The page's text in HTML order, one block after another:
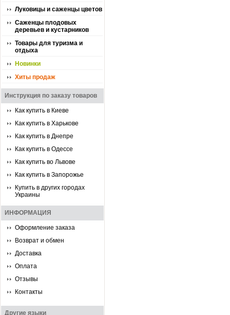
Луковицы и саженцы цветов
Саженцы плодовых
деревьев и кустарников
Товары для туризма и
отдыха
Новинки
Хиты продаж
Инструкция по заказу товаров
Как купить в Киеве
Как купить в Харькове
Как купить в Днепре
Как купить в Одессе
Как купить во Львове
Как купить в Запорожье
Купить в других городах
Украины
ИНФОРМАЦИЯ
Оформление заказа
Возврат и обмен
Доставка
Оплата
Отзывы
Контакты
Другие языки